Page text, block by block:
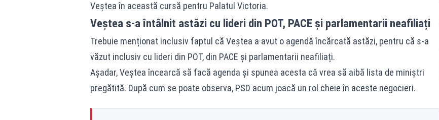
Veștea în această cursă pentru Palatul Victoria.
Veștea s-a întâlnit astăzi cu lideri din POT, PACE și parlamentarii neafiliați
Trebuie menționat inclusiv faptul că Veștea a avut o agendă încărcată astăzi, pentru că s-a
văzut inclusiv cu lideri din POT, din PACE și parlamentarii neafiliați.
Așadar, Veștea încearcă să facă agenda și spunea acesta că vrea să aibă lista de miniștri
pregătită. După cum se poate observa, PSD acum joacă un rol cheie în aceste negocieri.